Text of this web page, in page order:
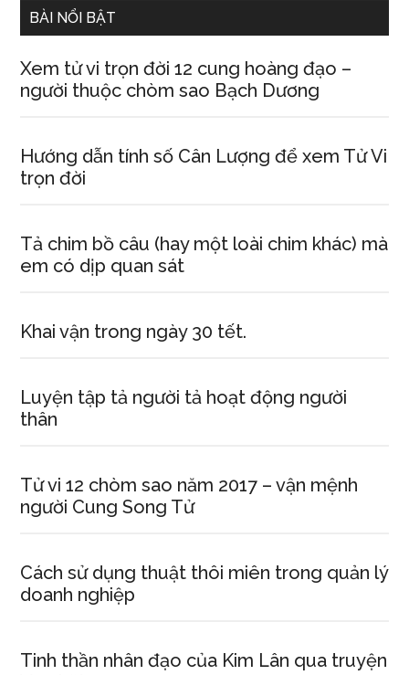
BÀI NỔI BẬT
Xem tử vi trọn đời 12 cung hoàng đạo –
người thuộc chòm sao Bạch Dương
Hướng dẫn tính số Cân Lượng để xem Tử Vi
trọn đời
Tả chim bồ câu (hay một loài chim khác) mà
em có dịp quan sát
Khai vận trong ngày 30 tết.
Luyện tập tả người tả hoạt động người
thân
Tử vi 12 chòm sao năm 2017 – vận mệnh
người Cung Song Tử
Cách sử dụng thuật thôi miên trong quản lý
doanh nghiệp
Tinh thần nhân đạo của Kim Lân qua truyện